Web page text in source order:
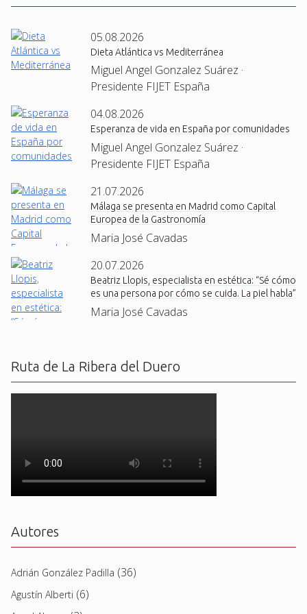
05.08.2026
Dieta Atlántica vs Mediterránea
Miguel Angel Gonzalez Suárez ·
Presidente FIJET España
04.08.2026
Esperanza de vida en España por comunidades
Miguel Angel Gonzalez Suárez ·
Presidente FIJET España
21.07.2026
Málaga se presenta en Madrid como Capital
Europea de la Gastronomía
Maria José Cavadas
20.07.2026
Beatriz Llopis, especialista en estética: “Sé cómo
es una persona por cómo se cuida. La piel habla”
Maria José Cavadas
Ruta de La Ribera del Duero
Autores
Adrián González Padilla (36)
Agustín Alberti (6)